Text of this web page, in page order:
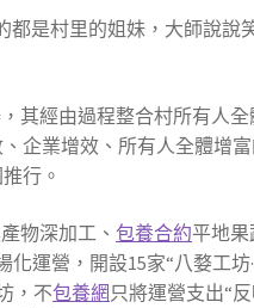
是村里的姐妹，大師說說
其經由過程整合村所有人
企業增效、所有人全體增
行。
物深加工、包養合約平地
運營，開設15家“八婺工
，不包養網只將運營支出“